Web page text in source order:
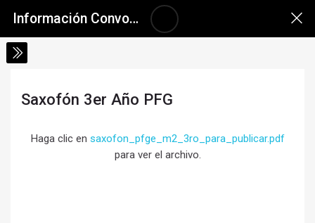
Información Convocatoria a Inscripciones 2026
Saxofón 3er Año PFG
Haga clic en saxofon_pfge_m2_3ro_para_publicar.pdf
para ver el archivo.